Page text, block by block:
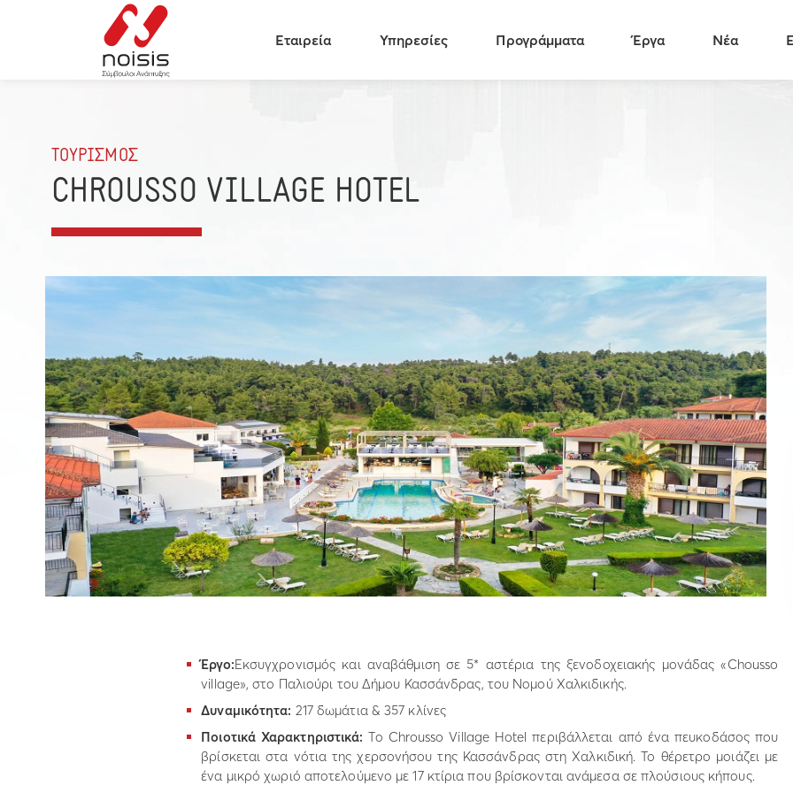
Εταιρεία Υπηρεσίες Προγράμματα Έργα Νέα
ΤΟΥΡΙΣΜΟΣ
CHROUSSO VILLAGE HOTEL
Έργο:Εκσυγχρονισμός και αναβάθμιση σε 5* αστέρια της ξενοδοχειακής μονάδας «Chousso
village», στο Παλιούρι του Δήμου Κασσάνδρας, του Νομού Χαλκιδικής.
Δυναμικότητα: 217 δωμάτια & 357 κλίνες
Ποιοτικά Χαρακτηριστικά:Το Chrousso Village Hotel περιβάλλεται από ένα πευκοδάσος που
βρίσκεται στα νότια της χερσονήσου της Κασσάνδρας στη Χαλκιδική. Το θέρετρο μοιάζει με
ένα μικρό χωριό αποτελούμενο με 17 κτίρια που βρίσκονται ανάμεσα σε πλούσιους κήπους.